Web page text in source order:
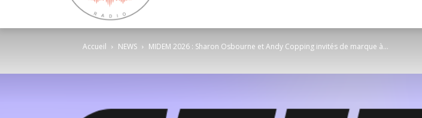
Accueil NEWS MIDEM 2026 : Sharon Osbourne et Andy Copping invités de marque à...